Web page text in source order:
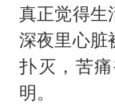
真正觉得生
深夜里心脏
扑灭，苦
明。